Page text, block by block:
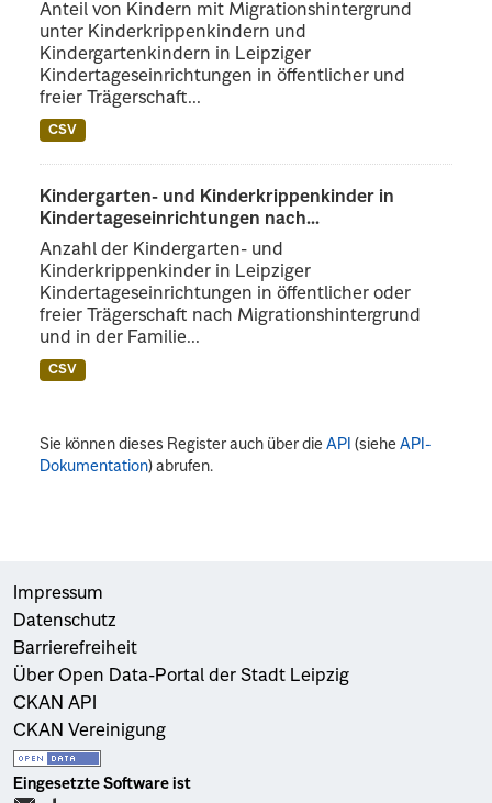
Anteil von Kindern mit Migrationshintergrund
unter Kinderkrippenkindern und
Kindergartenkindern in Leipziger
Kindertageseinrichtungen in öffentlicher und
freier Trägerschaft...
CSV
Kindergarten- und Kinderkrippenkinder in
Kindertageseinrichtungen nach...
Anzahl der Kindergarten- und
Kinderkrippenkinder in Leipziger
Kindertageseinrichtungen in öffentlicher oder
freier Trägerschaft nach Migrationshintergrund
und in der Familie...
CSV
Sie können dieses Register auch über dieAPI (sieheAPI-
Dokumentation) abrufen.
Impressum
Datenschutz
Barrierefreiheit
Über Open Data-Portal der Stadt Leipzig
CKAN API
CKAN Vereinigung
Eingesetzte Software ist